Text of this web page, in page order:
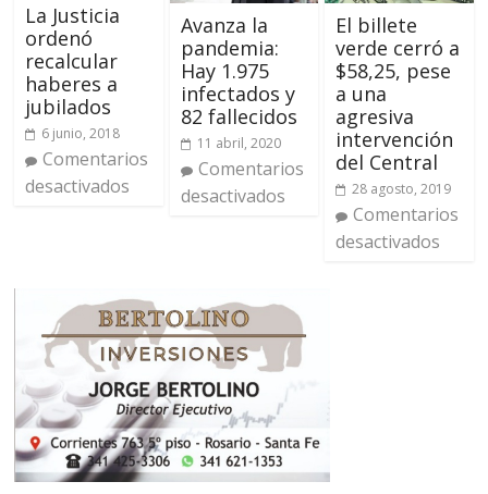
La Justicia
ordenó
recalcular
haberes a
jubilados
6 junio, 2018
Comentarios
desactivados
Avanza la
pandemia:
Hay 1.975
infectados y
82 fallecidos
11 abril, 2020
Comentarios
desactivados
El billete
verde cerró a
$58,25, pese
a una
agresiva
intervención
del Central
28 agosto, 2019
Comentarios
desactivados